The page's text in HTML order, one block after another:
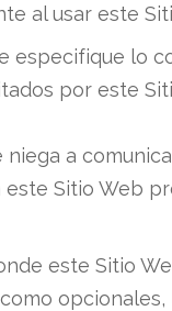
al usar este
especifique lo
por este
niega a
este Sitio Web
este Sitio
opcionales,